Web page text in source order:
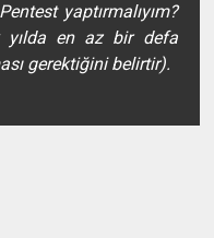
yaptırmalıyım?
yılda en az bir defa
gerektiğini belirtir).